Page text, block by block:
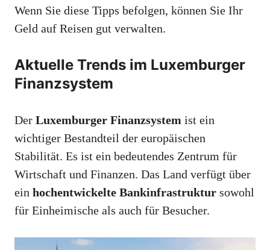
Wenn Sie diese Tipps befolgen, können Sie Ihr
Geld auf Reisen gut verwalten.
Aktuelle Trends im Luxemburger
Finanzsystem
Der Luxemburger Finanzsystem ist ein
wichtiger Bestandteil der europäischen
Stabilität. Es ist ein bedeutendes Zentrum für
Wirtschaft und Finanzen. Das Land verfügt über
ein hochentwickelte Bankinfrastruktur sowohl
für Einheimische als auch für Besucher.